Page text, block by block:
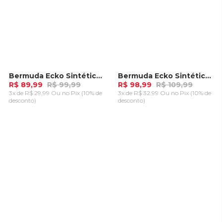
-10%
Bermuda Ecko Sintético Vermelha
R$ 89,99 R$ 99,99
3x de R$ 29,99 Ou no Pix (10% de
desconto)
-10%
Bermuda Ecko Sintética Vermelha
R$ 98,99 R$ 109,99
3x de R$ 32,99 Ou no Pix (10% de
desconto)